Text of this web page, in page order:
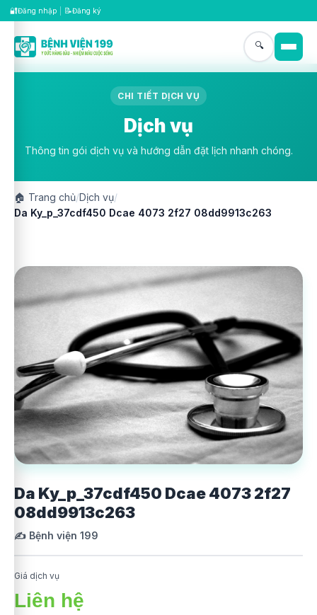
🔐Đăng nhập 📝Đăng ký
🔍
CHI TIẾT DỊCH VỤ
Dịch vụ
Thông tin gói dịch vụ và hướng dẫn đặt lịch nhanh chóng.
🏠 Trang chủ/Dịch vụ/
Da Ky_p_37cdf450 Dcae 4073 2f27 08dd9913c263
Da Ky_p_37cdf450 Dcae 4073 2f27
08dd9913c263
✍️ Bệnh viện 199
Giá dịch vụ
Liên hệ